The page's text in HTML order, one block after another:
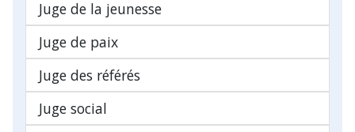
Juge de la jeunesse
Juge de paix
Juge des référés
Juge social